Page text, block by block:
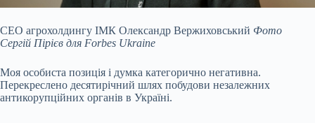
СЕО агрохолдингу ІМК Олександр Вержиховський Фото
Сергій Пірієв для Forbes Ukraine
Моя особиста позиція і думка категорично негативна.
Перекреслено десятирічний шлях побудови незалежних
антикорупційних органів в Україні.